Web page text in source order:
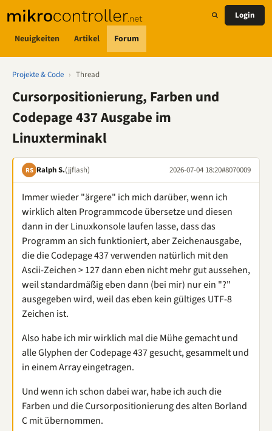
Neuigkeiten Artikel Forum
Login
Projekte & Code › Thread
Cursorpositionierung, Farben und
Codepage 437 Ausgabe im
Linuxterminakl
RS Ralph S.(jjflash) 2026-07-04 18:20#8070009
Immer wieder "ärgere" ich mich darüber, wenn ich
wirklich alten Programmcode übersetze und diesen
dann in der Linuxkonsole laufen lasse, dass das
Programm an sich funktioniert, aber Zeichenausgabe,
die die Codepage 437 verwenden natürlich mit den
Ascii-Zeichen > 127 dann eben nicht mehr gut aussehen,
weil standardmäßig eben dann (bei mir) nur ein "?"
ausgegeben wird, weil das eben kein gültiges UTF-8
Zeichen ist.
Also habe ich mir wirklich mal die Mühe gemacht und
alle Glyphen der Codepage 437 gesucht, gesammelt und
in einem Array eingetragen.
Und wenn ich schon dabei war, habe ich auch die
Farben und die Cursorpositionierung des alten Borland
C mit übernommen.